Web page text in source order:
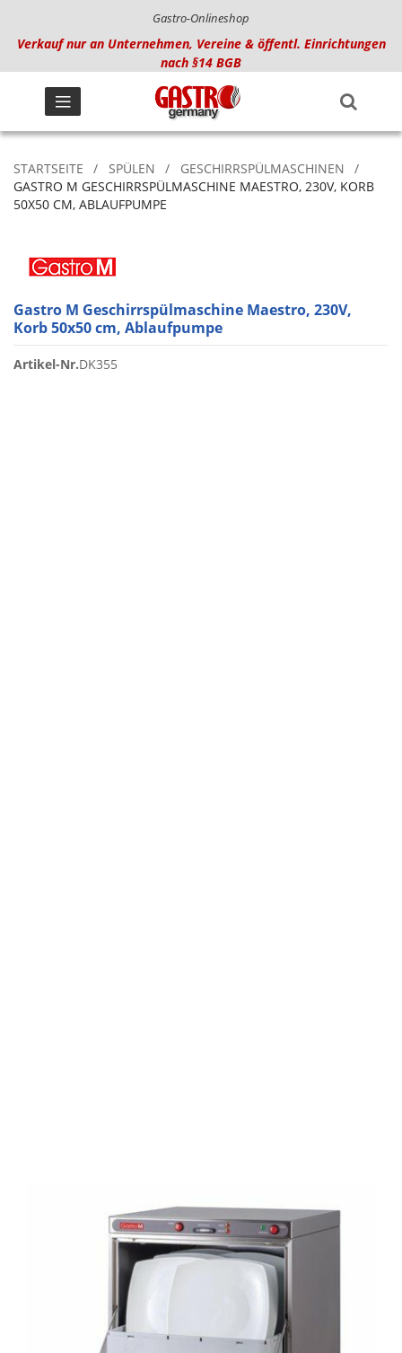
Gastro-Onlineshop
Verkauf nur an Unternehmen, Vereine & öffentl. Einrichtungen
nach §14 BGB
STARTSEITE SPÜLEN
GESCHIRRSPÜLMASCHINEN
GASTRO M GESCHIRRSPÜLMASCHINE MAESTRO, 230V, KORB
50X50 CM, ABLAUFPUMPE
Gastro M Geschirrspülmaschine Maestro, 230V,
Korb 50x50 cm, Ablaufpumpe
Artikel-Nr.DK355